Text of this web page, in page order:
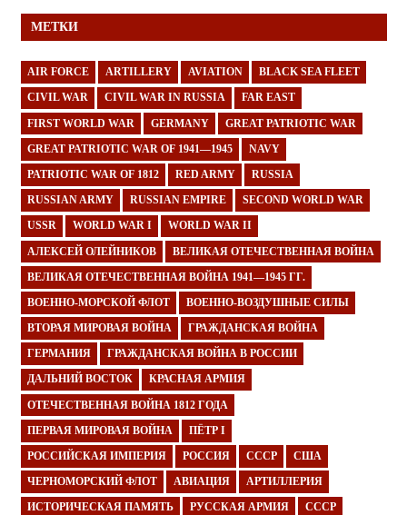
МЕТКИ
AIR FORCE ARTILLERY AVIATION BLACK SEA FLEET
CIVIL WAR CIVIL WAR IN RUSSIA FAR EAST
FIRST WORLD WAR GERMANY GREAT PATRIOTIC WAR
GREAT PATRIOTIC WAR OF 1941—1945 NAVY
PATRIOTIC WAR OF 1812 RED ARMY RUSSIA
RUSSIAN ARMY RUSSIAN EMPIRE SECOND WORLD WAR
USSR WORLD WAR I WORLD WAR II
АЛЕКСЕЙ ОЛЕЙНИКОВ ВЕЛИКАЯ ОТЕЧЕСТВЕННАЯ ВОЙНА
ВЕЛИКАЯ ОТЕЧЕСТВЕННАЯ ВОЙНА 1941—1945 ГГ.
ВОЕННО-МОРСКОЙ ФЛОТ ВОЕННО-ВОЗДУШНЫЕ СИЛЫ
ВТОРАЯ МИРОВАЯ ВОЙНА ГРАЖДАНСКАЯ ВОЙНА
ГЕРМАНИЯ ГРАЖДАНСКАЯ ВОЙНА В РОССИИ
ДАЛЬНИЙ ВОСТОК КРАСНАЯ АРМИЯ
ОТЕЧЕСТВЕННАЯ ВОЙНА 1812 ГОДА
ПЕРВАЯ МИРОВАЯ ВОЙНА ПЁТР I
РОССИЙСКАЯ ИМПЕРИЯ РОССИЯ СССР США
ЧЕРНОМОРСКИЙ ФЛОТ АВИАЦИЯ АРТИЛЛЕРИЯ
ИСТОРИЧЕСКАЯ ПАМЯТЬ РУССКАЯ АРМИЯ СССР